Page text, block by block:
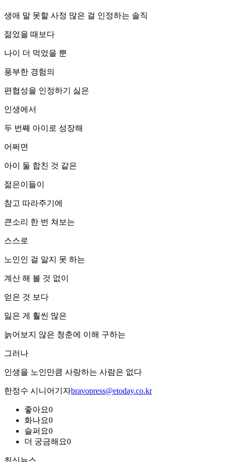
생애 말 못할 사정 많은 걸 인정하는 솔직
젊었을 때보다
나이 더 먹었을 뿐
풍부한 경험의
편협성을 인정하기 싫은
인생에서
두 번째 아이로 성장해
어쩌면
아이 둘 합친 것 같은
젊은이들이
참고 따라주기에
큰소리 한 번 쳐보는
스스로
노인인 걸 알지 못 하는
계산 해 볼 것 없이
얻은 것 보다
잃은 게 훨씬 많은
늙어보지 않은 청춘에 이해 구하는
그러나
인생을 노인만큼 사랑하는 사람은 없다
한정수 시니어기자bravopress@etoday.co.kr
좋아요0
화나요0
슬퍼요0
더 궁금해요0